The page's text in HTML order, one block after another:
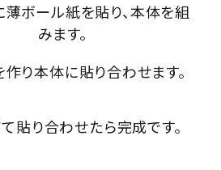
薄ボール紙を貼り、本体を組
みます。
作り本体に貼り合わせます。
貼り合わせたら完成です。